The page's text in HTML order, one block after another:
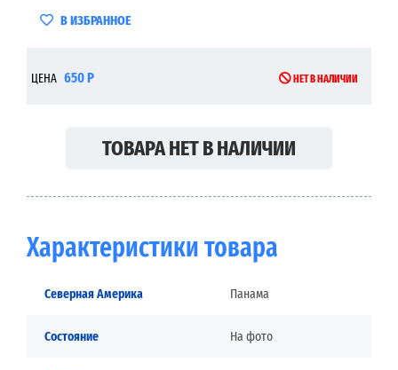
В ИЗБРАННОЕ
ЦЕНА 650 Р НЕТ В НАЛИЧИИ
ТОВАРА НЕТ В НАЛИЧИИ
Характеристики товара
Северная Америка Панама
Состояние На фото